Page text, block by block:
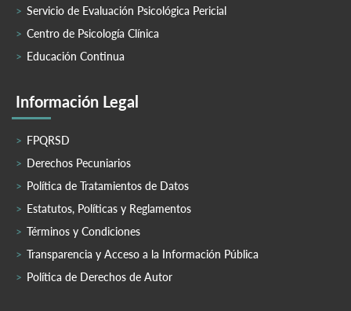
Servicio de Evaluación Psicológica Pericial
Centro de Psicología Clínica
Educación Continua
Información Legal
FPQRSD
Derechos Pecuniarios
Política de Tratamientos de Datos
Estatutos, Políticas y Reglamentos
Términos y Condiciones
Transparencia y Acceso a la Información Pública
Política de Derechos de Autor